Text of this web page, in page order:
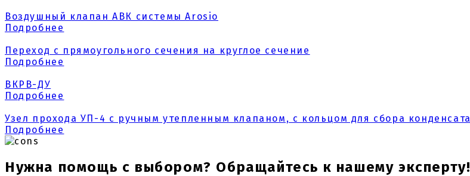
Воздушный клапан АВК системы Arosio
Подробнее
Переход с прямоугольного сечения на круглое сечение
Подробнее
ВКРВ-ДУ
Подробнее
Узел прохода УП-4 с ручным утепленным клапаном, с кольцом для сбора конденсата
Подробнее
Нужна помощь с выбором? Обращайтесь к нашему эксперту!